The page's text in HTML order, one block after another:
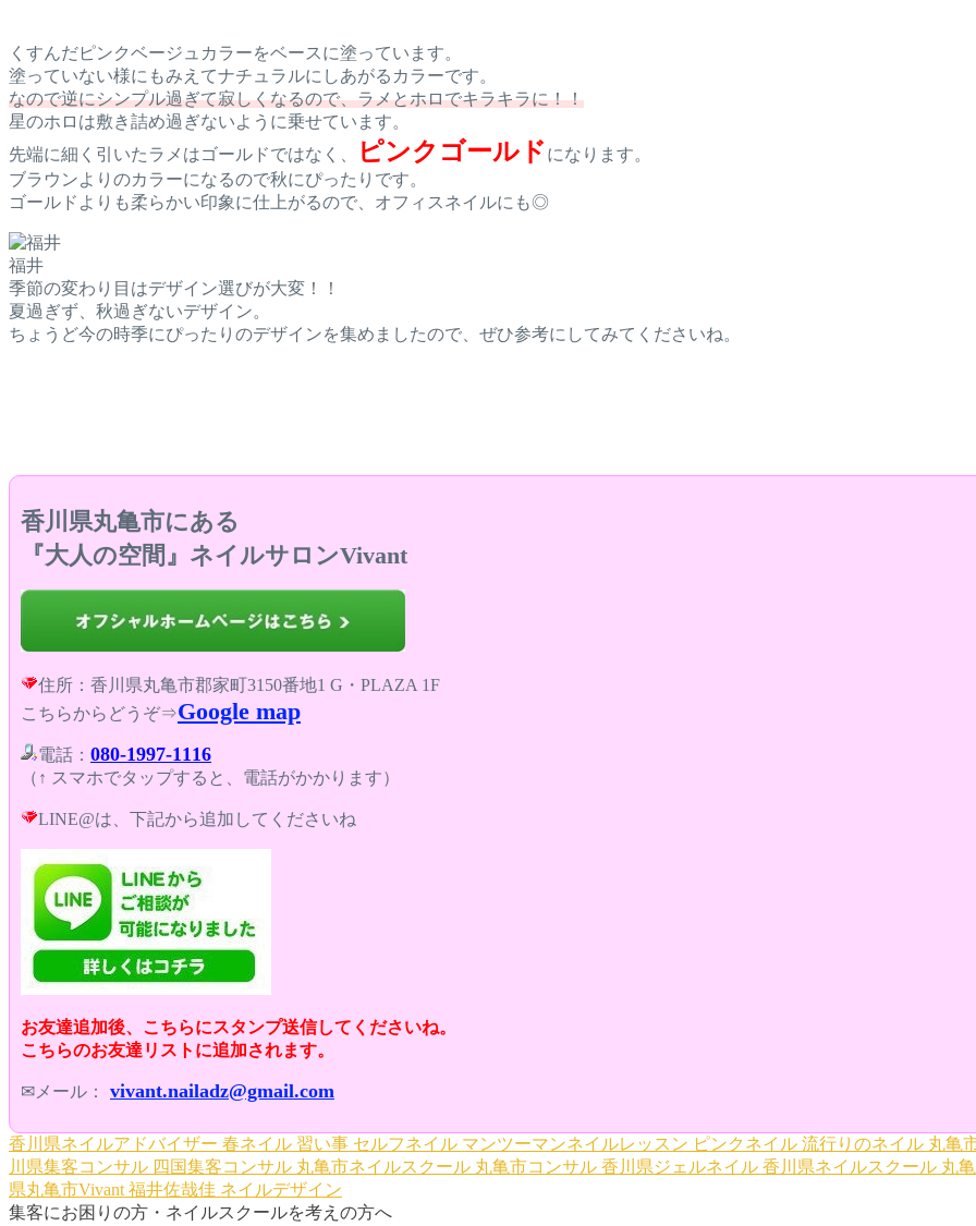
くすんだピンクベージュカラーをベースに塗っています。
塗っていない様にもみえてナチュラルにしあがるカラーです。
なので逆にシンプル過ぎて寂しくなるので、ラメとホロでキラキラに！！
星のホロは敷き詰め過ぎないように乗せています。
先端に細く引いたラメはゴールドではなく、
ピンクゴールド になります。
ブラウンよりのカラーになるので秋にぴったりです。
ゴールドよりも柔らかい印象に仕上がるので、オフィスネイルにも◎
福井
季節の変わり目はデザイン選びが大変！！
夏過ぎず、秋過ぎないデザイン。
ちょうど今の時季にぴったりのデザインを集めましたので、ぜひ参考にしてみてくださいね。
香川県丸亀市にある
『大人の空間』ネイルサロンVivant
住所：香川県丸亀市郡家町3150番地1 G・PLAZA 1F
こちらからどうぞ⇒Google map
電話： 080-1997-1116
（↑ スマホでタップすると、電話がかかります）
LINE@は、下記から追加してくださいね
お友達追加後、こちらにスタンプ送信してくださいね。
こちらのお友達リストに追加されます。
✉メール： vivant.nailadz@gmail.com
香川県ネイルアドバイザー 春ネイル 習い事 セルフネイル マンツーマンネイルレッスン ピンクネイル 流行りのネイル 丸亀
川県集客コンサル 四国集客コンサル 丸亀市ネイルスクール 丸亀市コンサル 香川県ジェルネイル 香川県ネイルスクール 丸
県丸亀市Vivant 福井佐哉佳 ネイルデザイン
集客にお困りの方・ネイルスクールを考えの方へ